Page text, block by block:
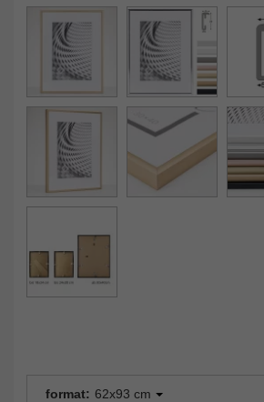
format: 62x93 cm